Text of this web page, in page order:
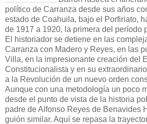
político de Carranza desde sus años
estado de Coahuila, bajo el Porfiriato,
de 1917 a 1920, la primera del período
El historiador se detiene en las
Carranza con Madero y Reyes, en las
Villa, en la impresionante creación del
Constitucionalista y en su
a la Revolución de un nuevo orden
Aunque con una metodología un poco
desde el punto de vista de la historia
padre de Alfonso Reyes de Benavides
guión similar. Aquí se repasa la